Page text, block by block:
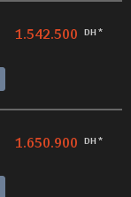
1.542.500 DH *
1.650.900 DH *